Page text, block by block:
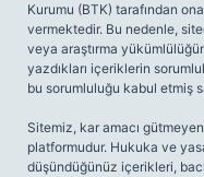
Kurumu (BTK) tarafından
vermektedir. Bu nedenle,
veya araştırma
yazdıkları içeriklerin
bu sorumluluğu kabul etmiş
Sitemiz, kar amacı
platformudur. Hukuka ve
düşündüğünüz içerikleri,